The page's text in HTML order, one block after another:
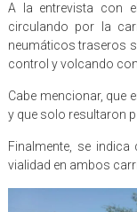
A la entrevista con
circulando por la
neumáticos traseros
control y volcando
Cabe mencionar, que
y que solo resultaron
Finalmente, se
vialidad en ambos